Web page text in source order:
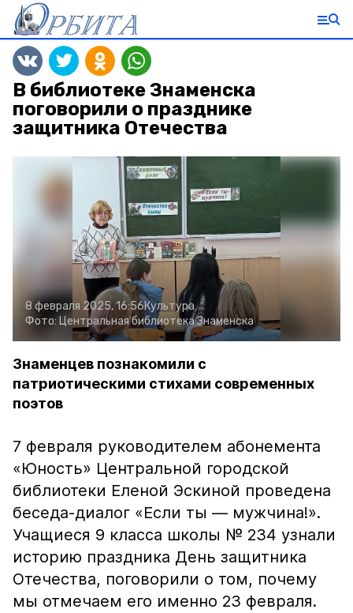
В библиотеке Знаменска
поговорили о празднике
защитника Отечества
8 февраля 2025, 16:56Культура
Фото: Центральная библиотека Знаменска
Знаменцев познакомили с
патриотическими стихами современных
поэтов
7 февраля руководителем абонемента
«Юность» Центральной городской
библиотеки Еленой Эскиной проведена
беседа-диалог «Если ты — мужчина!».
Учащиеся 9 класса школы № 234 узнали
историю праздника День защитника
Отечества, поговорили о том, почему
мы отмечаем его именно 23 февраля.